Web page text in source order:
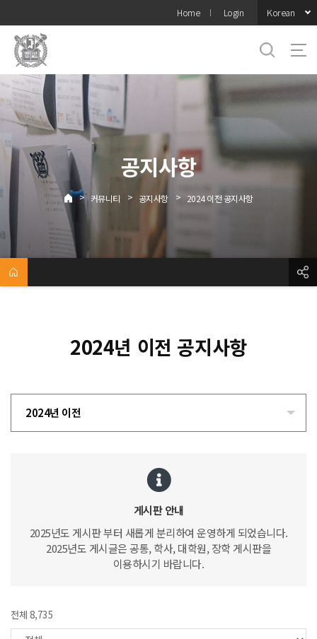
메뉴
Home Login Korean
공지사항
> 커뮤니티 > 공지사항 > 2024 이전 공지사항
2024년 이전 공지사항
2024년 이전
게시판 안내
2025년도 게시판 부터 새롭게 분리하여 운영하게 되었습니다.
2025년도 게시글은 공통, 학사, 대학원, 장학 게시판을
이용하시기 바랍니다.
전체 8,735